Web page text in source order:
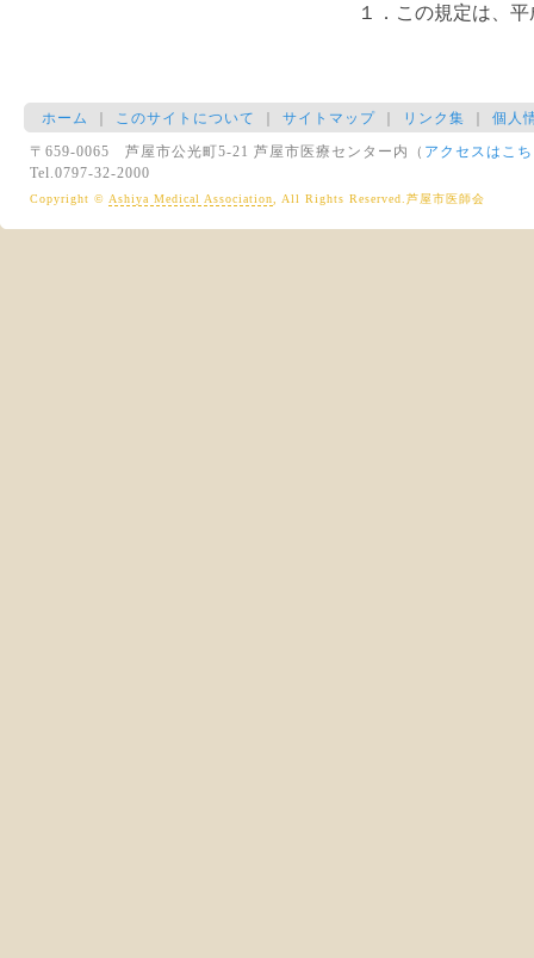
１．この規定は、
ホーム このサイトについて サイトマップ リンク集
個人
〒659-0065 芦屋市公光町5-21 芦屋市医療センター内（ アクセスはこ
Tel.0797-32-2000
Copyright © Ashiya Medical Association , All Rights Reserved.芦屋市医師会